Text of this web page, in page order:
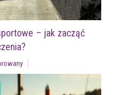
– jak zacząć